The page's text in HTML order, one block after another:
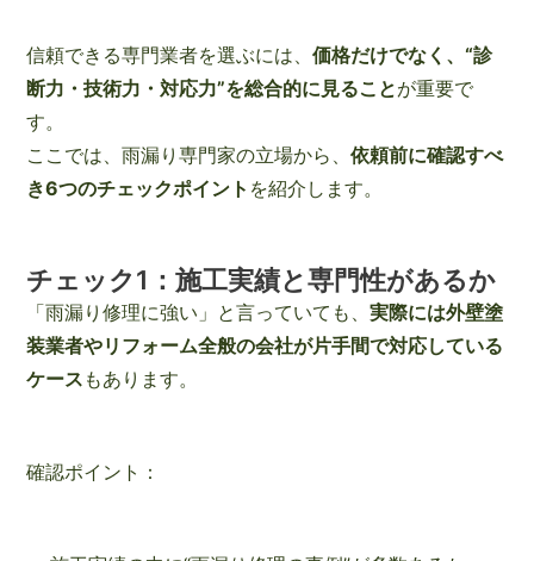
信頼できる専門業者を選ぶには、 価格だけでなく、“診
断力・技術力・対応力”を総合的に見ることが重要で
す。
ここでは、雨漏り専門家の立場から、 依頼前に確認すべ
き6つのチェックポイント を紹介します。
チェック1：施工実績と専門性があるか
「雨漏り修理に強い」と言っていても、 実際には外壁塗
装業者やリフォーム全般の会社が片手間で対応している
ケース もあります。
確認ポイント：